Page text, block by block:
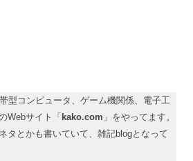
型コンピュータ、ゲーム機関係、電子工
Webサイト「kako.com 」をやってます。
タとかも書いていて、雑記blogとなって